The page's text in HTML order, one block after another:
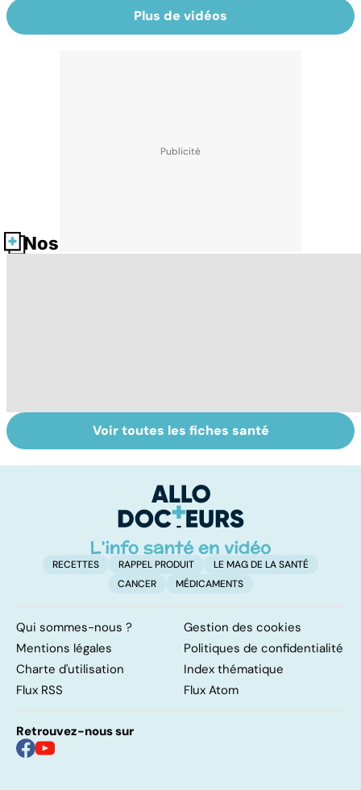
Plus de vidéos
Nos fiches santé
La tuberculose
pulmonaire
Femmes :
comment
Voir toutes les fiches santé
RECETTES RAPPEL PRODUIT
LE MAG DE LA SANTÉ
CANCER
MÉDICAMENTS
Qui sommes-nous ?
Gestion des cookies
Mentions légales
Politiques de confidentialité
Charte d'utilisation
Index thématique
Flux RSS
Flux Atom
Retrouvez-nous sur